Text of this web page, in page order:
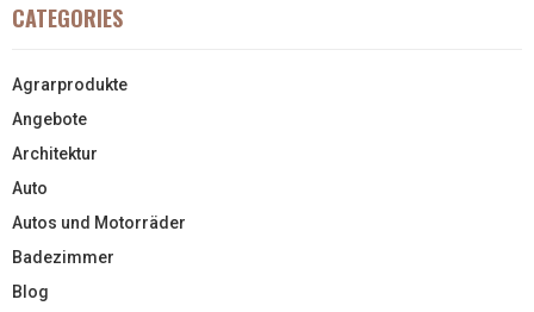
CATEGORIES
Agrarprodukte
Angebote
Architektur
Auto
Autos und Motorräder
Badezimmer
Blog